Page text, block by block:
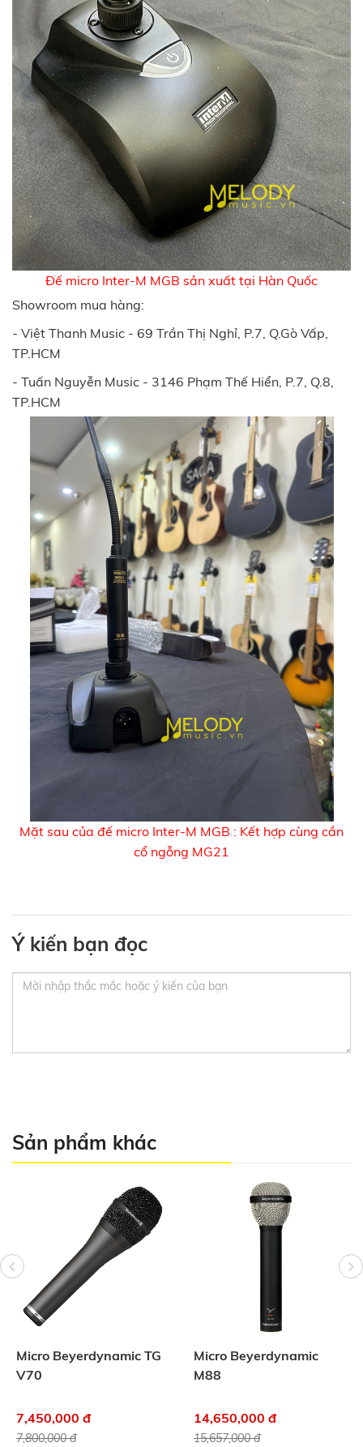
Đế micro Inter-M MGB sản xuất tại Hàn Quốc
Showroom mua hàng:
- Việt Thanh Music - 69 Trần Thị Nghỉ, P.7, Q.Gò Vấp,
TP.HCM
- Tuấn Nguyễn Music - 3146 Phạm Thế Hiển, P.7, Q.8,
TP.HCM
Mặt sau của đế micro Inter-M MGB : Kết hợp cùng cần
cổ ngỗng MG21
Ý kiến bạn đọc
Sản phẩm khác
Micro Beyerdynamic TG
V70
7,450,000 đ
7,800,000 đ
Micro Beyerdynamic
M88
14,650,000 đ
15,657,000 đ